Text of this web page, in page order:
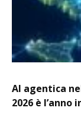
AI agentica
2026 è